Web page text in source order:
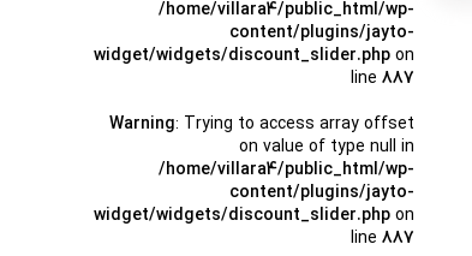
/home/villara4/public_html/wp-
content/plugins/jayto-
widget/widgets/discount_slider.php on
line887
Warning: Trying to access array offset
on value of type null in
/home/villara4/public_html/wp-
content/plugins/jayto-
widget/widgets/discount_slider.php on
line887